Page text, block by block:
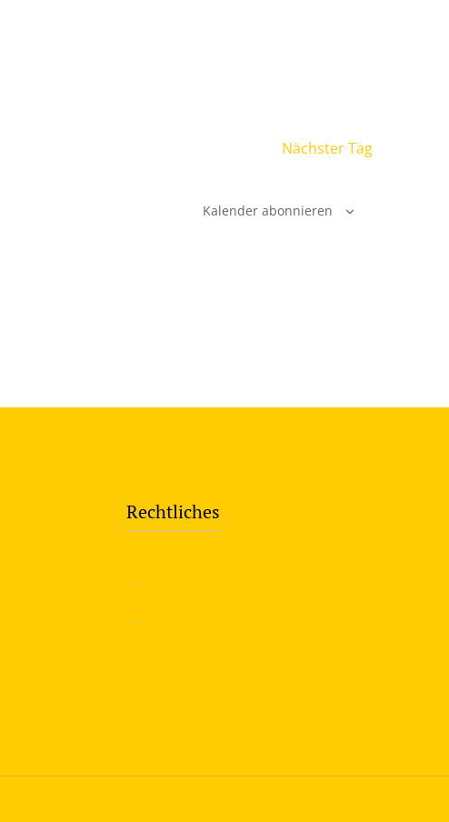
Nächster Tag
Kalender abonnieren
Rechtliches
—
—